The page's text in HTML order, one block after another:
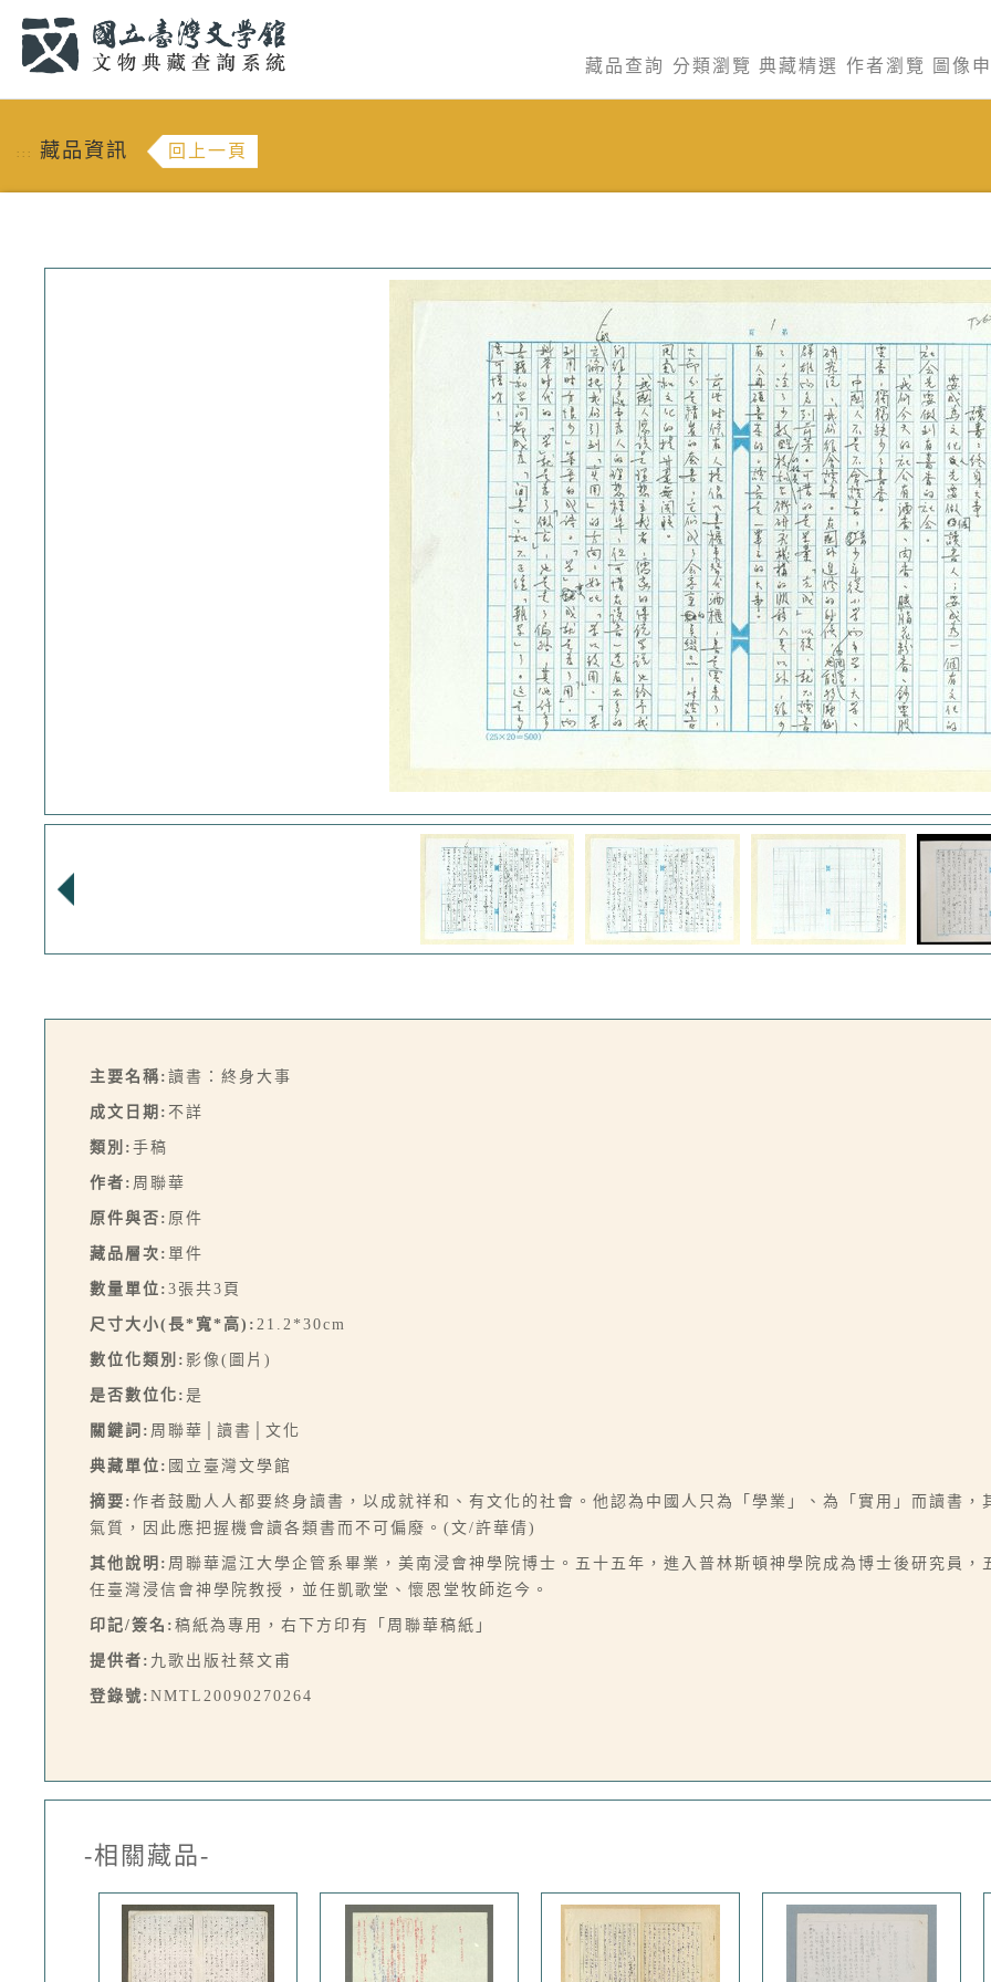
藏品查詢 分類瀏覽 典藏精選 作者瀏覽 圖像
::: 藏品資訊 回上一頁
主要名稱: 讀書：終身大事
成文日期: 不詳
類別: 手稿
作者: 周聯華
原件與否: 原件
藏品層次: 單件
數量單位: 3張共3頁
尺寸大小(長*寬*高): 21.2*30cm
數位化類別: 影像(圖片)
是否數位化: 是
關鍵詞: 周聯華│讀書│文化
典藏單位: 國立臺灣文學館
摘要: 作者鼓勵人人都要終身讀書，以成就祥和、有文化的社會。他認為中國人只為「學業」、為「實用」而讀書
氣質，因此應把握機會讀各類書而不可偏廢。(文/許華倩)
其他說明: 周聯華滬江大學企管系畢業，美南浸會神學院博士。五十五年，進入普林斯頓神學院成為博士後研究員
任臺灣浸信會神學院教授，並任凱歌堂、懷恩堂牧師迄今。
印記/簽名: 稿紙為專用，右下方印有「周聯華稿紙」
提供者: 九歌出版社蔡文甫
登錄號: NMTL20090270264
-相關藏品-